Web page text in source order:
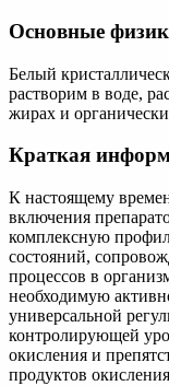
Основные
Белый
растворим в воде,
жирах и
Краткая
К настоящему
включения
комплексную
состояний,
процессов в
необходимую
универсальной
контролирующей
окисления и
продуктов